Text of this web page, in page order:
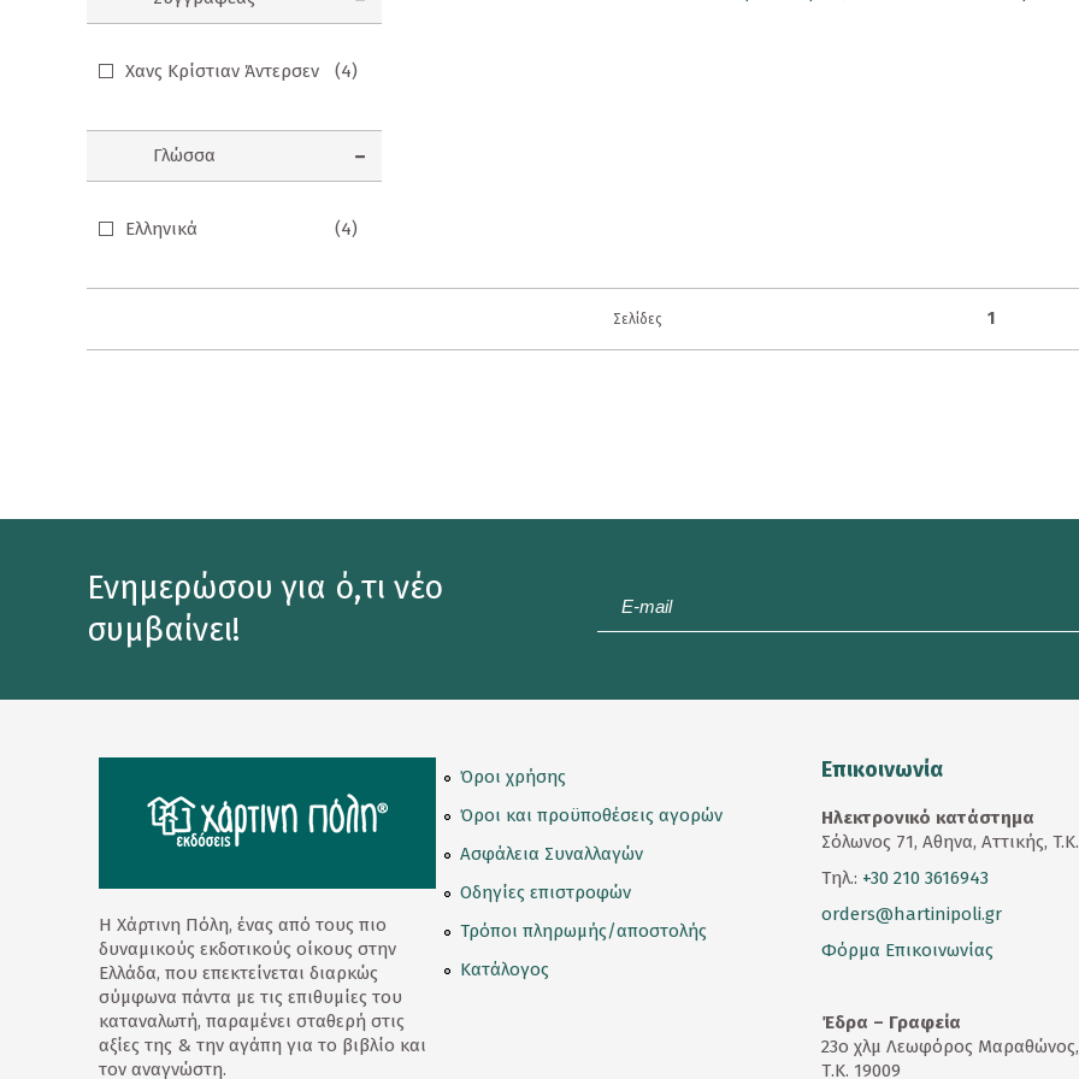
Προσφορές
Ενηλίκων
Παιδικά
Παιχνίδια - Δώρα
Κονκάρδες
Κούπες
Μαγνητικοί Σελιδοδείκτες
Μπρελόκ
Παζλ
Σετ Δώρων
Σουβέρ
Χανς Κρίστιαν Άντερσεν (4)
Γλώσσα
Ελληνικά (4)
Σελίδες 1
Ενημερώσου για ό,τι νέο
συμβαίνει!
Η Χάρτινη Πόλη, ένας από τους πιο
δυναμικούς εκδοτικούς οίκους στην
Ελλάδα, που επεκτείνεται διαρκώς
σύμφωνα πάντα με τις επιθυμίες του
καταναλωτή, παραμένει σταθερή στις
αξίες της & την αγάπη για το βιβλίο και
τον αναγνώστη.
Όροι χρήσης
Όροι και προϋποθέσεις αγορών
Ασφάλεια Συναλλαγών
Οδηγίες επιστροφών
Τρόποι πληρωμής/αποστολής
Κατάλογος
Επικοινωνία
Ηλεκτρονικό κατάστημα
Σόλωνος 71, Αθηνα, Αττικής,
Τηλ.: +30 210 3616943
orders@hartinipoli.gr
Φόρμα Επικοινωνίας
Έδρα – Γραφεία
23ο χλμ Λεωφόρος
Τ.Κ. 19009